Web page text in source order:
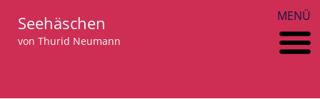
MENÜ
Seehäschen
von Thurid Neumann